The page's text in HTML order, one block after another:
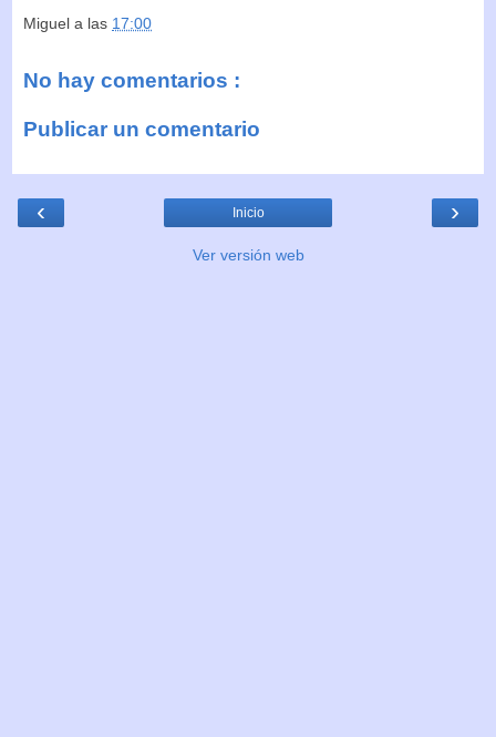
Miguel a las 17:00
No hay comentarios :
Publicar un comentario
‹ ›
Inicio
Ver versión web